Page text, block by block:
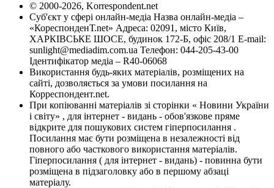
© 2000-2026, Korrespondent.net
Суб'єкт у сфері онлайн-медіа Назва онлайн-медіа –
«КореспонденТ.net» Адреса: 02091, місто Київ,
ХАРКІВСЬКЕ ШОСЕ, будинок 172-Б, офіс 208/1 E-mail:
sunlight@mediadim.com.ua Телефон: 044-205-43-00
Ідентифікатор медіа – R40-06068
Використання будь-яких матеріалів, розміщених на
сайті, дозволяється за умови посилання на
Корреспондент.net.
При копіюванні матеріалів зі сторінки « Новини України
і світу» , для інтернет - видань - обов'язкове пряме
відкрите для пошукових систем гіперпосилання .
Посилання має бути розміщена в незалежності від
повного або часткового використання матеріалів.
Гіперпосилання ( для інтернет - видань) - повинна бути
розміщена в підзаголовку або в першому абзаці
матеріалу.